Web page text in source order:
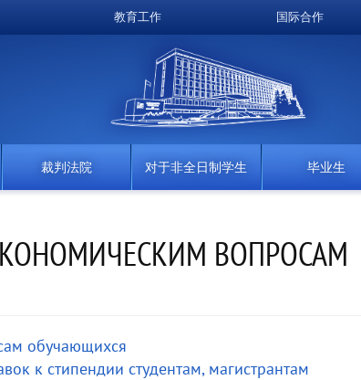
教育工作 国际合作
裁判法院 对于非全日制学生 毕业生
ВОПРОСАМ
обучающихся
к стипендии студентам, магистрантам